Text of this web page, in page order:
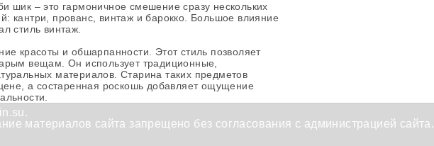
шик – это гармоничное смешение сразу нескольких
кантри, прованс, винтаж и барокко. Большое влияние
стиль винтаж.
красоты и обшарпанности. Этот стиль позволяет
вещам. Он использует традиционные,
материалов. Старина таких предметов
а состаренная роскошь добавляет ощущение
материалов сайта запрещено без согласования с администрацией сайта.